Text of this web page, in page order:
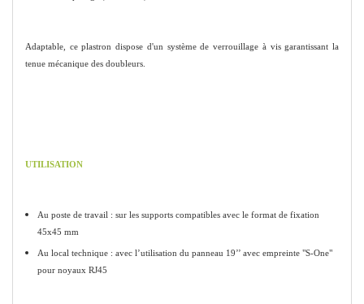
Adaptable, ce plastron dispose d'un système de verrouillage à vis garantissant la
tenue mécanique des doubleurs.
UTILISATION
Au poste de travail : sur les supports compatibles avec le format de fixation
45x45 mm
Au local technique : avec l’utilisation du panneau 19’’ avec empreinte "S-One"
pour noyaux RJ45